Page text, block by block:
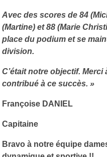
Avec des scores de 84
(Martine) et 88 (Marie
place du podium et se
division.
C’était notre objectif. Merci
contribué à ce succès. »
Françoise DANIEL
Capitaine
Bravo à notre équipe